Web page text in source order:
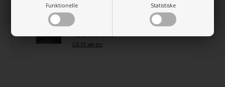
Funktionelle Statistiske
PE Brusehoved m. integreret holder for
brusevæg FLERE VARIANTER
+8.127,00 DKK
Gå til varen